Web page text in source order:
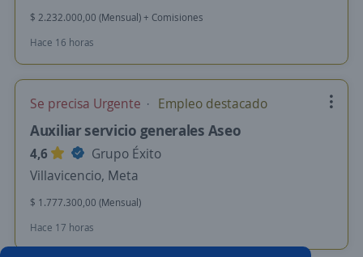
$ 2.232.000,00 (Mensual) + Comisiones
Hace 16 horas
Se precisa Urgente Empleo destacado
Auxiliar servicio generales Aseo
4,6
Grupo Éxito
Villavicencio, Meta
$ 1.777.300,00 (Mensual)
Hace 17 horas